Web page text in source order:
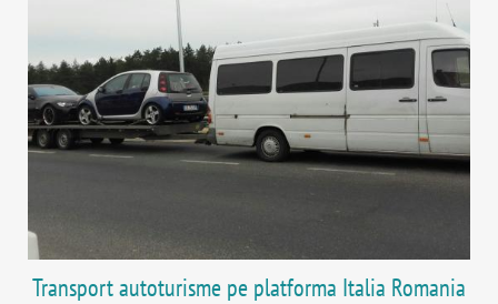
Transport autoturisme pe platforma Italia Romania